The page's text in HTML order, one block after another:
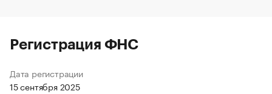
Регистрация ФНС
Дата регистрации
15 сентября 2025